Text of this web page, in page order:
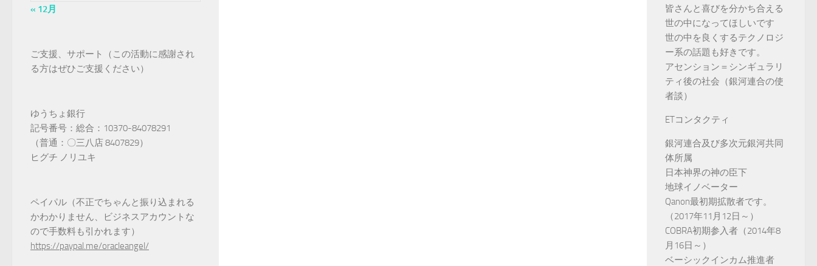
« 12月
ご支援、サポート（この活動に感謝され
る方はぜひご支援ください）
ゆうちょ銀行
記号番号：総合：10370-84078291
（普通：〇三八店 8407829）
ヒグチ ノリユキ
ペイパル（不正でちゃんと振り込まれる
かわかりません、ビジネスアカウントな
ので手数料も引かれます）
https://paypal.me/oracleangel/
皆さんと喜びを分かち合える
世の中になってほしいです
世の中を良くするテクノロジ
ー系の話題も好きです。
アセンション＝シンギュラリ
ティ後の社会（銀河連合の使
者談）
ETコンタクティ
銀河連合及び多次元銀河共同
体所属
日本神界の神の臣下
地球イノベーター
Qanon最初期拡散者です。
（2017年11月12日～）
COBRA初期参入者（2014年8
月16日～）
ベーシックインカム推進者